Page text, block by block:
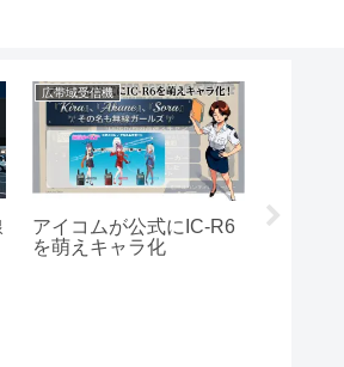
広帯域受信機
アイコムが公式にIC-R6
を萌えキャラ化
【解説